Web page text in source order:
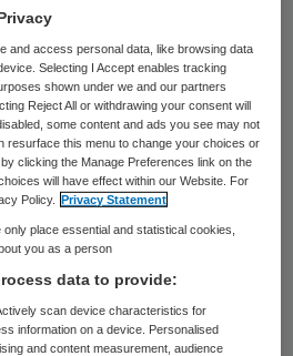
voor haar
geïnterviewd die
dat behoort bij
van
die samenwerken
Daarnaast heeft
uitgezet.
gedaan naar de
ziekenhuizen omdat de
ten opzichte van
and access personal data, like browsing data
Selecting I Accept enables tracking
shown under we and our partners
Reject All or withdrawing your consent will
some content and ads you see may not
resurface this menu to change your choices or
clicking the Manage Preferences link on the
will have effect within our Website. For
Policy.
Privacy Statement
place essential and statistical cookies,
you as a person
data to provide:
scan device characteristics for
information on a device. Personalised
and content measurement, audience